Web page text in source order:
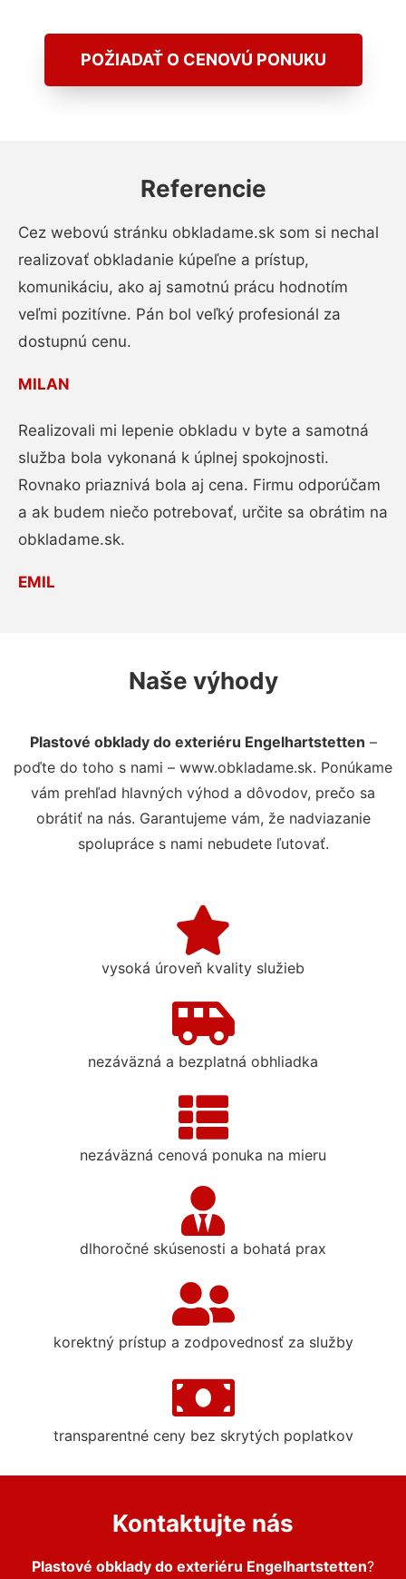
POŽIADAŤ O CENOVÚ PONUKU
Referencie
Cez webovú stránku obkladame.sk som si nechal
realizovať obkladanie kúpeľne a prístup,
komunikáciu, ako aj samotnú prácu hodnotím
veľmi pozitívne. Pán bol veľký profesionál za
dostupnú cenu.
MILAN
Realizovali mi lepenie obkladu v byte a samotná
služba bola vykonaná k úplnej spokojnosti.
Rovnako priaznivá bola aj cena. Firmu odporúčam
a ak budem niečo potrebovať, určite sa obrátim na
obkladame.sk.
EMIL
Naše výhody
Plastové obklady do exteriéru Engelhartstetten –
poďte do toho s nami – www.obkladame.sk. Ponúkame
vám prehľad hlavných výhod a dôvodov, prečo sa
obrátiť na nás. Garantujeme vám, že nadviazanie
spolupráce s nami nebudete ľutovať.
vysoká úroveň kvality služieb
nezáväzná a bezplatná obhliadka
nezáväzná cenová ponuka na mieru
dlhoročné skúsenosti a bohatá prax
korektný prístup a zodpovednosť za služby
transparentné ceny bez skrytých poplatkov
Kontaktujte nás
Plastové obklady do exteriéru Engelhartstetten?